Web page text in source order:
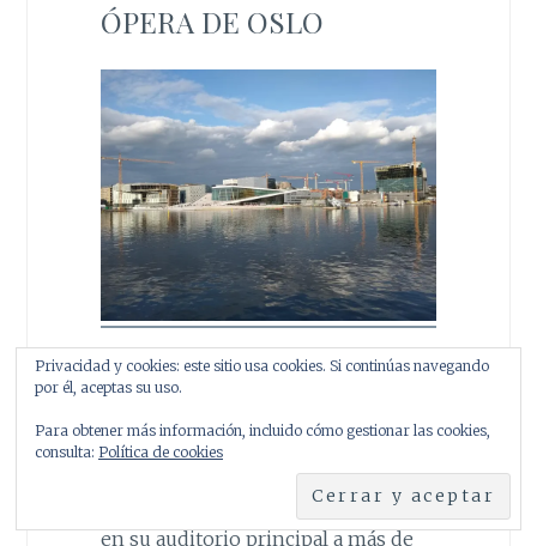
ÓPERA DE OSLO
Esta parte de la ciudad estaba en
encanto le restaba al edificio. Este
gigante que parece emerger de
entre las aguas, capaz de albergar
en su auditorio principal a más de
Privacidad y cookies: este sitio usa cookies. Si continúas navegando
por él, aceptas su uso.
Para obtener más información, incluido cómo gestionar las cookies,
consulta: Política de cookies